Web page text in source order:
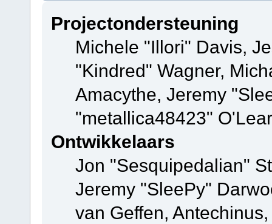
Projectondersteuning
Michele "Illori" Davis,
"Kindred" Wagner,
Amacythe, Jeremy
"metallica48423"
Ontwikkelaars
Jon "Sesquipedalian"
Jeremy "SleePy"
van Geffen,